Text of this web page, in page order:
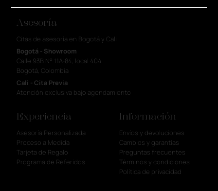
Experiencia
Asesoría Personalizada
Proceso a Medida
Tarjeta de Regalo
Programa de Referidos
Información
Envíos y devoluciones
Cambios y garantías
Preguntas frecuentes
Términos y condiciones
Política de privacidad
Asesoría
Citas de asesoría en Bogotá y Cali
Bogotá - Showroom
Calle 93B N° 11A-84, local 404
Bogotá, Colombia
Cali - Cita Previa
Atención exclusiva bajo agendamiento